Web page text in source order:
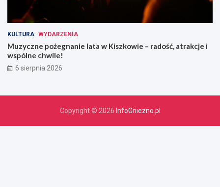
KULTURA WYDARZENIA
Muzyczne pożegnanie lata w Kiszkowie – radość, atrakcje i
wspólne chwile!
6 sierpnia 2026
Copyright © 2026 InfoGniezno.pl